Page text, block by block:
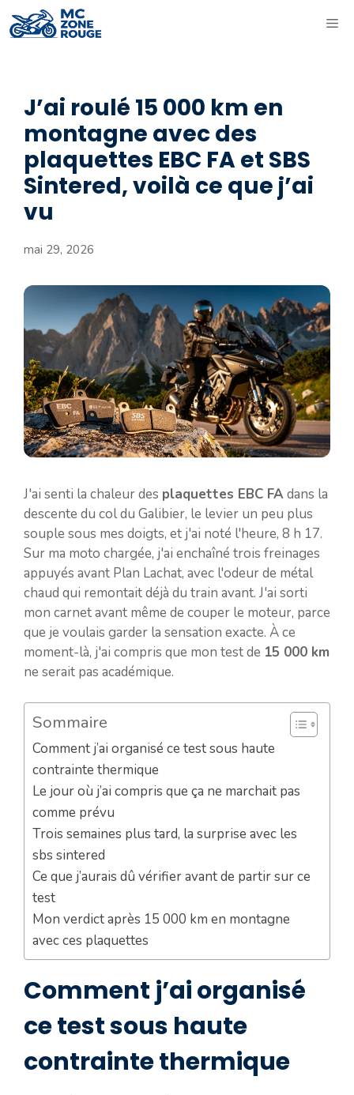
au
J’ai roulé 15 000 km en
montagne avec des
plaquettes EBC FA et SBS
Sintered, voilà ce que j’ai
vu
mai 29, 2026
J'ai senti la chaleur des plaquettes EBC FA dans la
descente du col du Galibier, le levier un peu plus
souple sous mes doigts, et j'ai noté l'heure, 8 h 17.
Sur ma moto chargée, j'ai enchaîné trois freinages
appuyés avant Plan Lachat, avec l'odeur de métal
chaud qui remontait déjà du train avant. J'ai sorti
mon carnet avant même de couper le moteur, parce
que je voulais garder la sensation exacte. À ce
moment-là, j'ai compris que mon test de 15 000 km
ne serait pas académique.
Sommaire
Comment j’ai organisé ce test sous haute
contrainte thermique
Le jour où j’ai compris que ça ne marchait pas
comme prévu
Trois semaines plus tard, la surprise avec les
sbs sintered
Ce que j’aurais dû vérifier avant de partir sur ce
test
Mon verdict après 15 000 km en montagne
avec ces plaquettes
Comment j’ai organisé
ce test sous haute
contrainte thermique